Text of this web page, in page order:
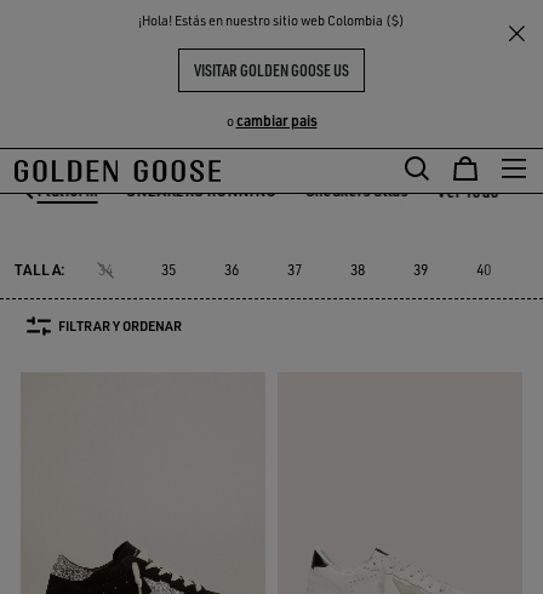
¡Hola! Estás en nuestro sitio web Colombia ($)
VISITAR GOLDEN GOOSE US
ocambiar pais
THE
COMMUNITY
Sneakers Platform
ZAPATILLAS PLATAFORMA MUJER
Platform SNEAKERS RUNNING Sneakers altas Ver Todo
TALLA: 34 35 36 37 38 39 40
FILTRAR Y ORDENAR